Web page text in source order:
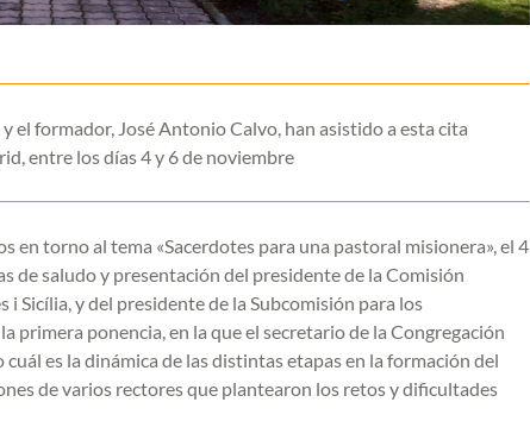
el formador, José Antonio Calvo, han asistido a esta cita
entre los días 4 y 6 de noviembre
en torno al tema «Sacerdotes para una pastoral misionera», el 4
de saludo y presentación del presidente de la Comisión
Sicília, y del presidente de la Subcomisión para los
primera ponencia, en la que el secretario de la Congregación
es la dinámica de las distintas etapas en la formación del
de varios rectores que plantearon los retos y dificultades